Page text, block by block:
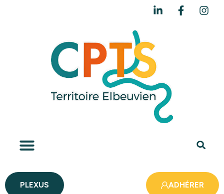
PLEXUS ADHÉRER